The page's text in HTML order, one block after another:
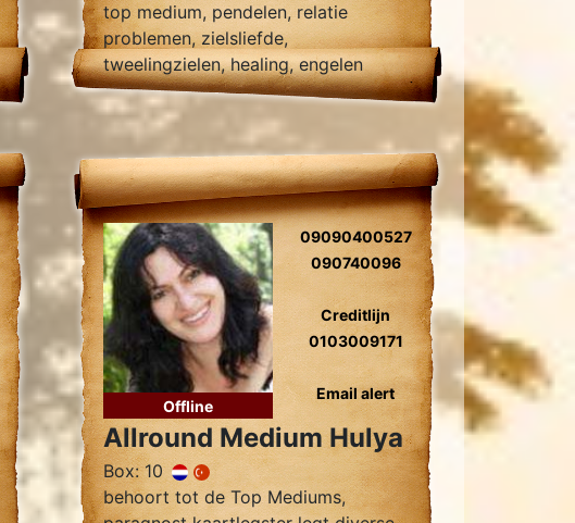
top medium, pendelen, relatie
problemen, zielsliefde,
tweelingzielen, healing, engelen
contact.
Offline
09090400527
090740096
Creditlijn
0103009171
Email alert
Allround Medium Hulya
Box: 10
behoort tot de Top Mediums,